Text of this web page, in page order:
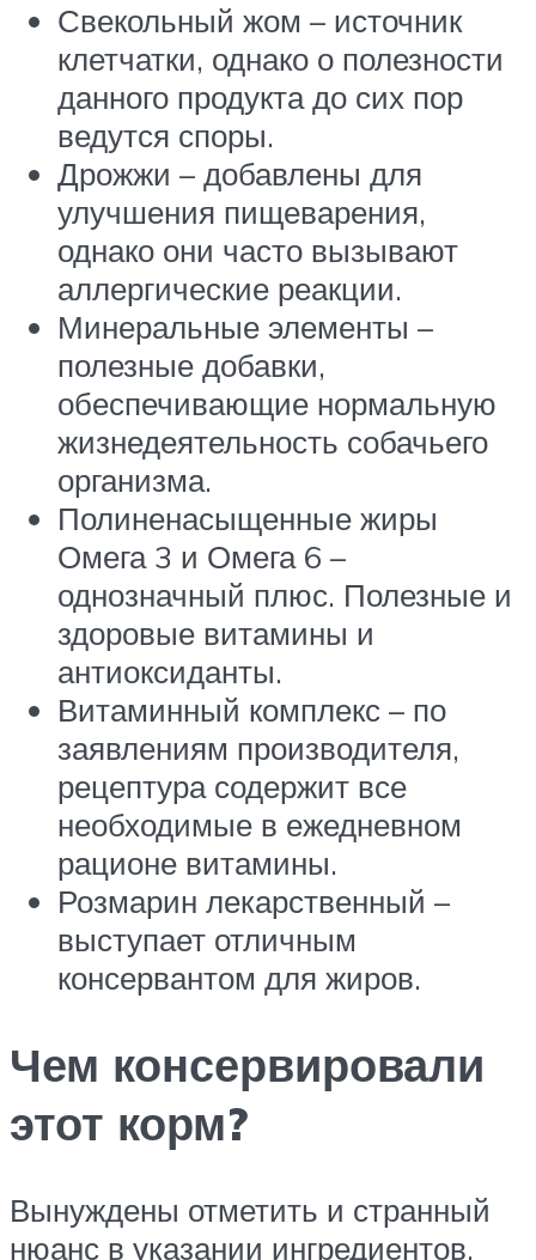
Свекольный жом – источник
клетчатки, однако о полезности
данного продукта до сих пор
ведутся споры.
Дрожжи – добавлены для
улучшения пищеварения,
однако они часто вызывают
аллергические реакции.
Минеральные элементы –
полезные добавки,
обеспечивающие нормальную
жизнедеятельность собачьего
организма.
Полиненасыщенные жиры
Омега 3 и Омега 6 –
однозначный плюс. Полезные и
здоровые витамины и
антиоксиданты.
Витаминный комплекс – по
заявлениям производителя,
рецептура содержит все
необходимые в ежедневном
рационе витамины.
Розмарин лекарственный –
выступает отличным
консервантом для жиров.
Чем консервировали
этот корм?
Вынуждены отметить и странный
нюанс в указании ингредиентов,